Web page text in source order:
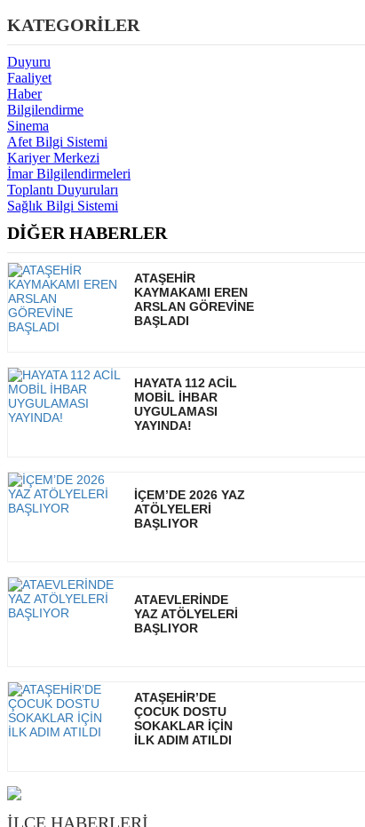
KATEGORİLER
Duyuru
Faaliyet
Haber
Bilgilendirme
Sinema
Afet Bilgi Sistemi
Kariyer Merkezi
İmar Bilgilendirmeleri
Toplantı Duyuruları
Sağlık Bilgi Sistemi
DİĞER HABERLER
ATAŞEHİR
KAYMAKAMI EREN
ARSLAN GÖREVİNE
BAŞLADI
HAYATA 112 ACİL
MOBİL İHBAR
UYGULAMASI
YAYINDA!
İÇEM’DE 2026 YAZ
ATÖLYELERİ
BAŞLIYOR
ATAEVLERİNDE
YAZ ATÖLYELERİ
BAŞLIYOR
ATAŞEHİR’DE
ÇOCUK DOSTU
SOKAKLAR İÇİN
İLK ADIM ATILDI
İLÇE HABERLERİ